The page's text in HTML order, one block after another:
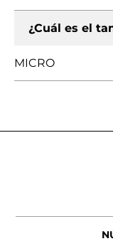
¿Cuál es el
MICRO